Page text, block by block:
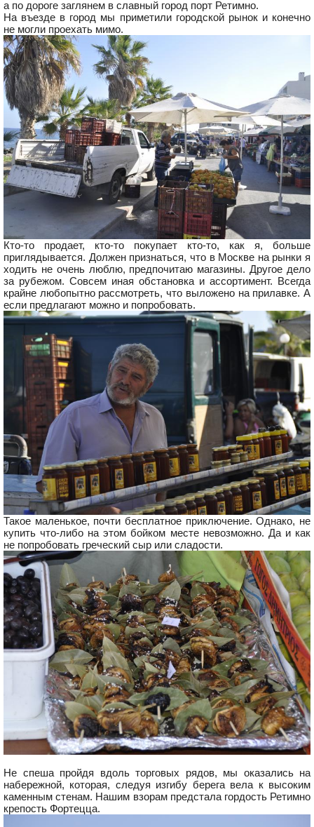
а по дороге заглянем в славный город порт Ретимно.
На въезде в город мы приметили городской рынок и конечно
не могли проехать мимо.
Кто-то продает, кто-то покупает кто-то, как я, больше
приглядывается. Должен признаться, что в Москве на рынки я
ходить не очень люблю, предпочитаю магазины. Другое дело
за рубежом. Совсем иная обстановка и ассортимент. Всегда
крайне любопытно рассмотреть, что выложено на прилавке. А
если предлагают можно и попробовать.
Такое маленькое, почти бесплатное приключение. Однако, не
купить что-либо на этом бойком месте невозможно. Да и как
не попробовать греческий сыр или сладости.
Не спеша пройдя вдоль торговых рядов, мы оказались на
набережной, которая, следуя изгибу берега вела к высоким
каменным стенам. Нашим взорам предстала гордость Ретимно
крепость Фортецца.